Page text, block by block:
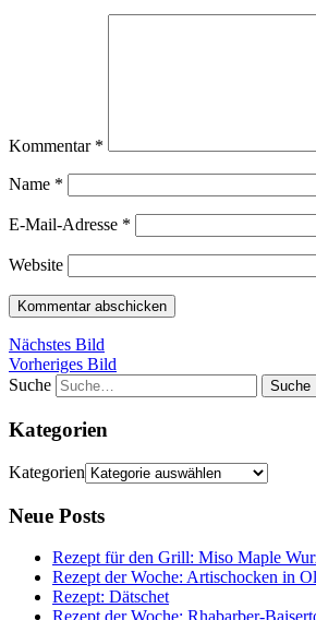
Kommentar *
Name *
E-Mail-Adresse *
Website
Nächstes Bild
Vorheriges Bild
Suche
Kategorien
Kategorien
Neue Posts
Rezept für den Grill: Miso Maple
Rezept der Woche: Artischocken in
Rezept: Dätschet